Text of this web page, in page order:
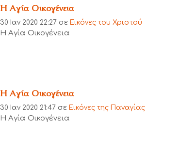
Η Αγία Οικογένεια
30 Ιαν 2020 22:27 σε Εικόνες του Χριστού
Η Αγία Οικογένεια
Η Αγία Οικογένεια
30 Ιαν 2020 21:47 σε Εικόνες της Παναγίας
Η Αγία Οικογένεια